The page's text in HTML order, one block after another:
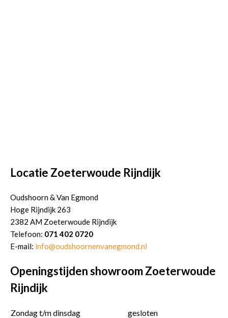
Locatie Zoeterwoude Rijndijk
Oudshoorn & Van Egmond
Hoge Rijndijk 263
2382 AM Zoeterwoude Rijndijk
Telefoon: 071 402 0720
E-mail: info@oudshoornenvanegmond.nl
Openingstijden showroom Zoeterwoude
Rijndijk
Zondag t/m dinsdag
gesloten